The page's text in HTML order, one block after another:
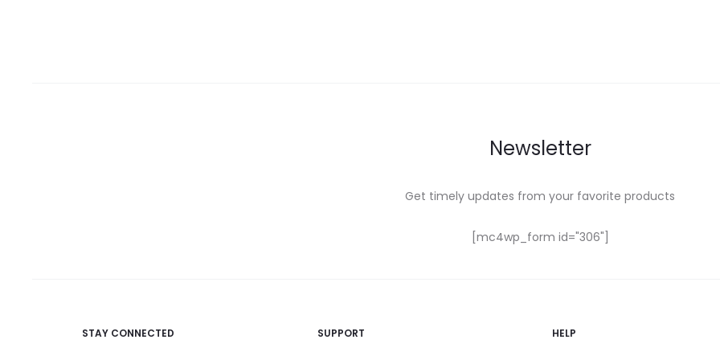
Newsletter
Get timely updates from your favorite products
[mc4wp_form id="306"]
STAY CONNECTED SUPPORT HELP